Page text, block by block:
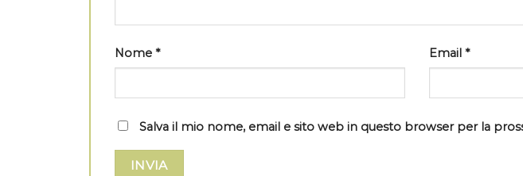
Nome * Email *
Salva il mio nome, email e sito web in questo browser per la